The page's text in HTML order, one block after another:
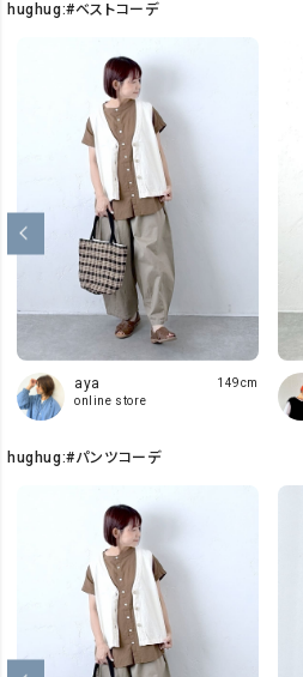
hughug:#ベストコーデ
aya
online store
149cm
hughug:#パンツコーデ